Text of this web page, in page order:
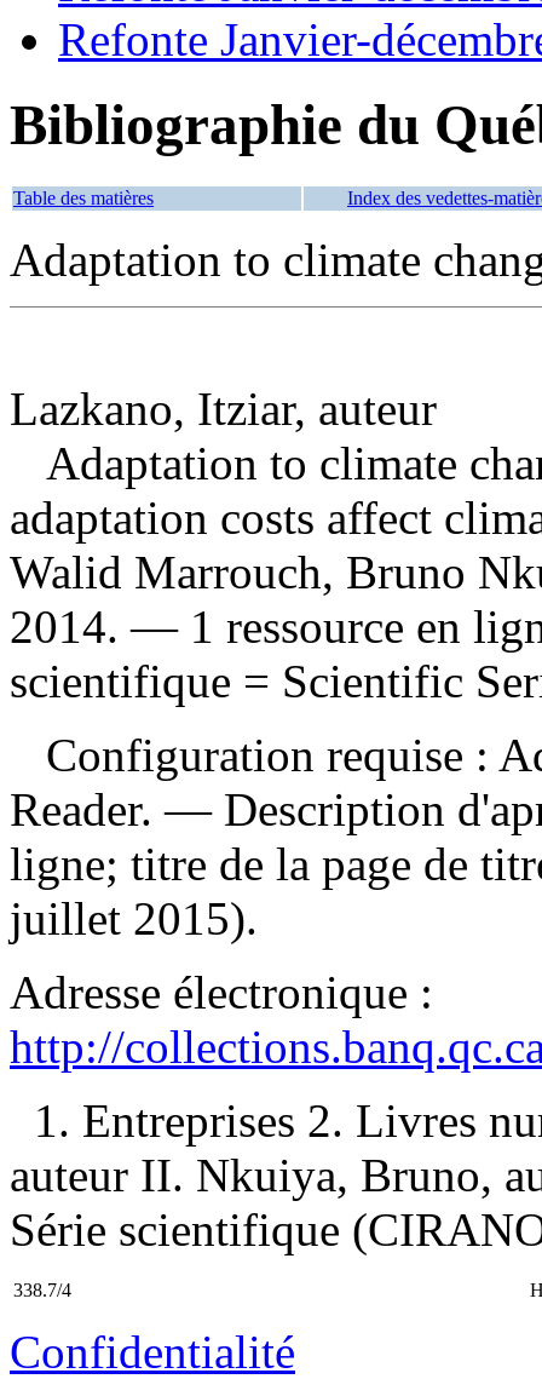
Refonte Janvier-
Bibliographie du
Table des matières Index des vedettes-
Adaptation to climate
Lazkano, Itziar, auteur
Adaptation to climate
adaptation costs affect
Walid Marrouch, Bruno
2014. — 1 ressource en
scientifique = Scientific
Configuration requise :
Reader. — Description
ligne; titre de la page de
juillet 2015).
Adresse électronique :
http://
1. Entreprises 2. Livres
auteur II. Nkuiya, Bruno,
Série scientifique
338.7/4
Confidentialité